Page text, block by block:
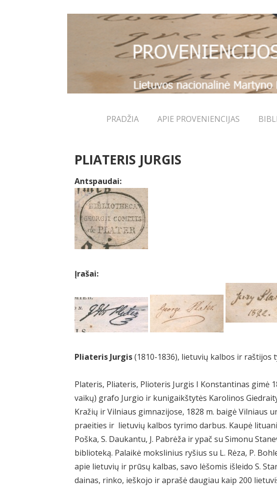
Main
PRADŽIA APIE PROVENIENCIJAS
PLIATERIS JURGIS
Antspaudai:
Įrašai:
Pliateris Jurgis(1810-1836), lietuvių kalbos ir raštijos
Plateris, Pliateris, Plioteris Jurgis I Konstantinas gimė
vaikų) grafo Jurgio ir kunigaikštytės Karolinos
Kražių ir Vilniaus gimnazijose, 1828 m. baigė Vilniaus
praeities ir lietuvių kalbos tyrimo darbus. Kaupė
Poška, S. Daukantu, J. Pabrėža ir ypač su Simonu
biblioteką. Palaikė mokslinius ryšius su L. Rėza, P.
apie lietuvių ir prūsų kalbas, savo lėšomis išleido S.
dainas, rinko, ieškojo ir aprašė daugiau kaip 200